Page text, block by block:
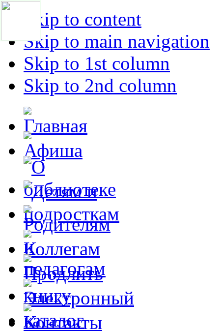
Skip to content
Skip to main navigation
Skip to 1st column
Skip to 2nd column